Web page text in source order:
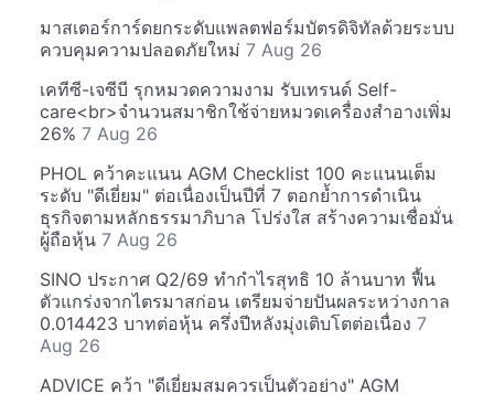
มาสเตอร์การ์ดยกระดับแพลตฟอร์มบัตรดิจิทัลด้วยระบบ
ควบคุมความปลอดภัยใหม่ 7 Aug 26
เคทีซี-เจซีบี รุกหมวดความงาม รับเทรนด์ Self-
care<br>จำนวนสมาชิกใช้จ่ายหมวดเครื่องสำอางเพิ่ม
26% 7 Aug 26
PHOL คว้าคะแนน AGM Checklist 100 คะแนนเต็ม
ระดับ "ดีเยี่ยม" ต่อเนื่องเป็นปีที่ 7 ตอกย้ำการดำเนิน
ธุรกิจตามหลักธรรมาภิบาล โปร่งใส สร้างความเชื่อมั่น
ผู้ถือหุ้น 7 Aug 26
SINO ประกาศ Q2/69 ทำกำไรสุทธิ 10 ล้านบาท ฟื้น
ตัวแกร่งจากไตรมาสก่อน เตรียมจ่ายปันผลระหว่างกาล
0.014423 บาทต่อหุ้น ครึ่งปีหลังมุ่งเติบโตต่อเนื่อง 7
Aug 26
ADVICE คว้า "ดีเยี่ยมสมควรเป็นตัวอย่าง" AGM